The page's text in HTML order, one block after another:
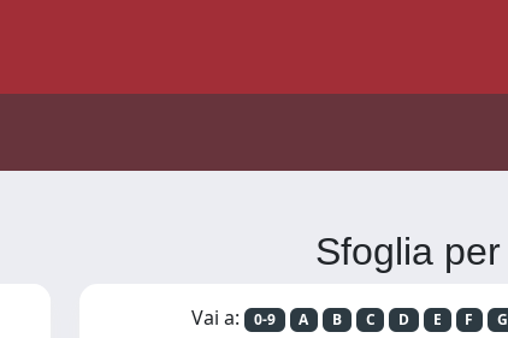
Sfoglia
Vai a: 0-9 A B C D E F G